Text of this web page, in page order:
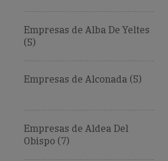
Empresas de Alba De Yeltes
(5)
Empresas de Alconada (5)
Empresas de Aldea Del
Obispo (7)